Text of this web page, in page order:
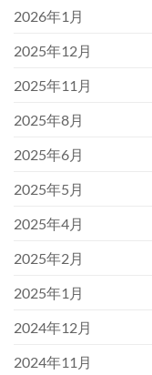
2026年1月
2025年12月
2025年11月
2025年8月
2025年6月
2025年5月
2025年4月
2025年2月
2025年1月
2024年12月
2024年11月